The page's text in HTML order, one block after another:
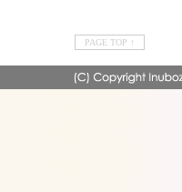
PAGE TOP ↑